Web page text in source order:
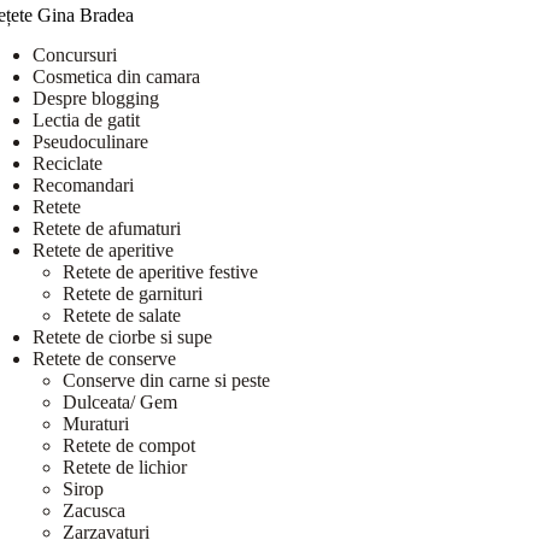
Gina Bradea
Concursuri
Cosmetica din camara
Despre blogging
Lectia de gatit
Pseudoculinare
Reciclate
Recomandari
Retete
Retete de afumaturi
Retete de aperitive
Retete de aperitive festive
Retete de garnituri
Retete de salate
Retete de ciorbe si supe
Retete de conserve
Conserve din carne si peste
Dulceata/ Gem
Muraturi
Retete de compot
Retete de lichior
Sirop
Zacusca
Zarzavaturi